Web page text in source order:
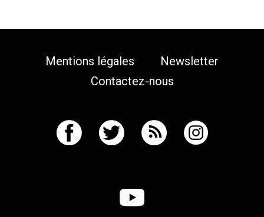
Mentions légales
Newsletter
Contactez-nous